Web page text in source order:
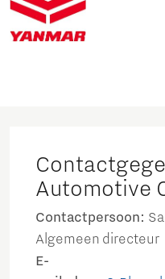
Automotive
Contactpersoon:
Algemeen directeur
E-